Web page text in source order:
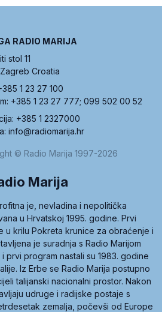
RADIO MARIJA
stol 11
Croatia
1 23 27 100
+385 1 23 27 777; 099 502 00 52
+385 1 2327000
info@radiomarija.hr
© Radio Marija 1997-2026
Marija
je, nevladina i nepolitička
u Hrvatskoj 1995. godine. Prvi
u krilu Pokreta krunice za obraćenje i
je suradnja s Radio Marijom
prvi program nastali su 1983. godine
Iz Erbe se Radio Marija postupno
talijanski nacionalni prostor. Nakon
udruge i radijske postaje s
zemalja, počevši od Europe